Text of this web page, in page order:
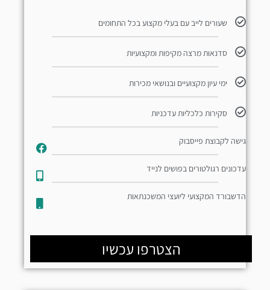
שעורים לייב עם בעלי מקצוע בכל התחומים
סדנאות מרצה מקיפות ומקצועיות
ימי עיון מקצועיים ובנושאי מכירות
סקירות כלכליות עדכניות
גישה לקבוצת פייסבוק
עדכונים רגולטורים בפושים לנייד​
הדשבורד המקצועי ליועצי המשכנתאות
הצטרפו עכשיו